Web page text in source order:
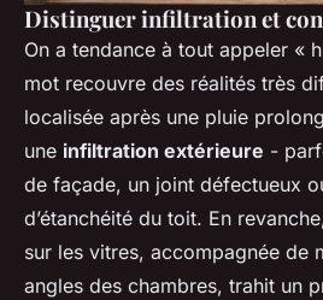
Distinguer infiltration et
On a tendance à tout appeler «
mot recouvre des réalités très
localisée après une pluie
une infiltration extérieure -
de façade, un joint défectueux
d’étanchéité du toit. En
sur les vitres, accompagnée de
angles des chambres, trahit un